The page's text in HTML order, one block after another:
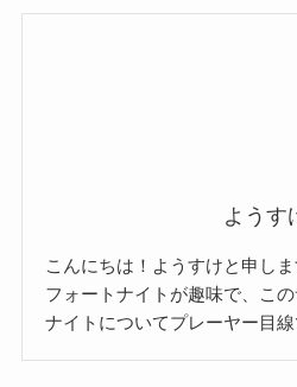
ようす
こんにちは！ようすけと申しま
フォートナイトが趣味で、こ
ナイトについてプレーヤー目線